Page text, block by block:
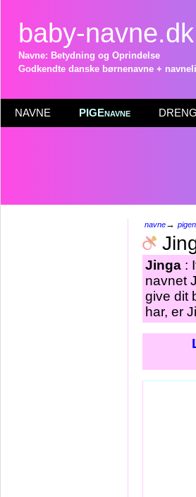
baby-navne.dk
Navne: Betydning og Oprindelse
Godkendte danske børnenavne +
NAVNE PIGEnavne
navne→
Jinga :
navnet
give dit
har, er